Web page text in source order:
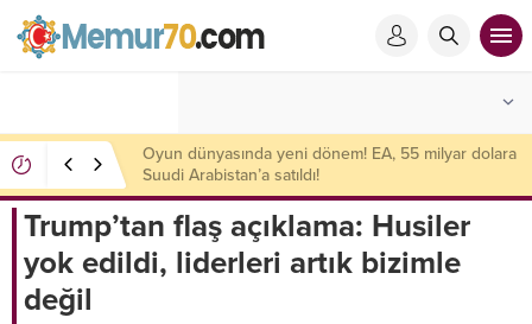
Trafik sigortasında yeni dönem! Ezber bozan
değişiklikler yapıldı
Trump’tan flaş açıklama: Husiler
yok edildi, liderleri artık bizimle
değil